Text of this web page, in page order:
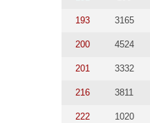
193 3165
200 4524
201 3332
216 3811
222 1020